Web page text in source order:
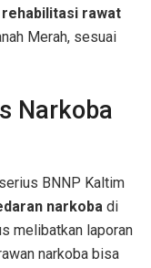
rehabilitasi rawat
Merah, sesuai
Narkoba
BNNP Kaltim
narkoba di
melibatkan laporan
narkoba bisa